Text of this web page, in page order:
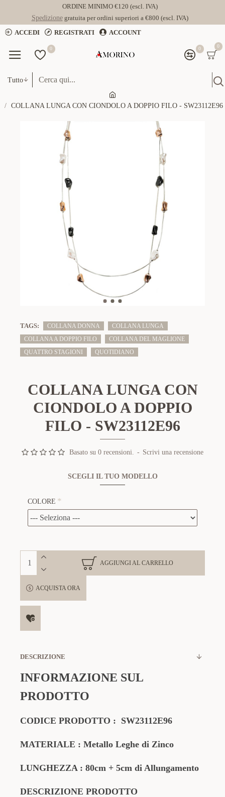
ORDINE MINIMO €120 (escl. IVA)
Spedizionegratuita per ordini superiori a €800 (escl. IVA)
ACCEDI
REGISTRATI ACCOUNT
0 0 0
Tutto
COLLANA LUNGA CON CIONDOLO A DOPPIO FILO - SW23112E96
TAGS: COLLANA DONNA
COLLANA LUNGA
COLLANA A DOPPIO FILO
COLLANA DEL MAGLIONE
QUATTRO STAGIONI
QUOTIDIANO
COLLANA LUNGA CON
CIONDOLO A DOPPIO
FILO - SW23112E96
Basato su 0 recensioni. - Scrivi una recensione
SCEGLI IL TUO MODELLO
COLORE
AGGIUNGI AL CARRELLO
ACQUISTA ORA
DESCRIZIONE
INFORMAZIONE SUL
PRODOTTO
CODICE PRODOTTO : SW23112E96
MATERIALE : Metallo Leghe di Zinco
LUNGHEZZA : 80cm + 5cm di Allungamento
DESCRIZIONE PRODOTTO